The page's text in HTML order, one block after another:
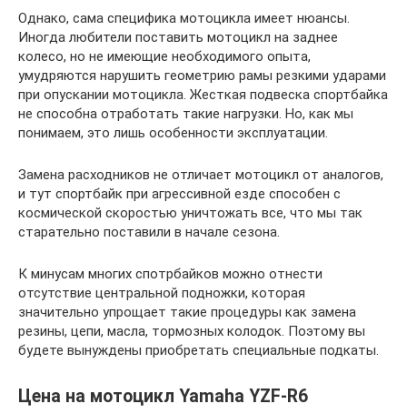
Однако, сама специфика мотоцикла имеет нюансы.
Иногда любители поставить мотоцикл на заднее
колесо, но не имеющие необходимого опыта,
умудряются нарушить геометрию рамы резкими ударами
при опускании мотоцикла. Жесткая подвеска спортбайка
не способна отработать такие нагрузки. Но, как мы
понимаем, это лишь особенности эксплуатации.
Замена расходников не отличает мотоцикл от аналогов,
и тут спортбайк при агрессивной езде способен с
космической скоростью уничтожать все, что мы так
старательно поставили в начале сезона.
К минусам многих спотрбайков можно отнести
отсутствие центральной подножки, которая
значительно упрощает такие процедуры как замена
резины, цепи, масла, тормозных колодок. Поэтому вы
будете вынуждены приобретать специальные подкаты.
Цена на мотоцикл Yamaha YZF-R6